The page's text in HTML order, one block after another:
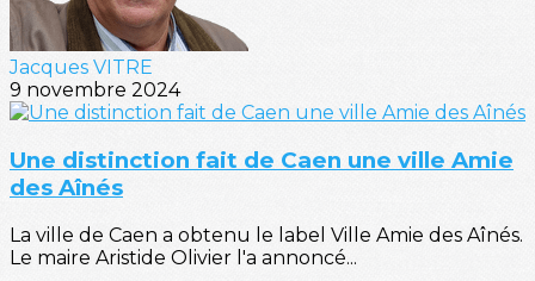
Jacques VITRE
9 novembre 2024
Une distinction fait de Caen une ville Amie
des Aînés
La ville de Caen a obtenu le label Ville Amie des Aînés.
Le maire Aristide Olivier l'a annoncé...